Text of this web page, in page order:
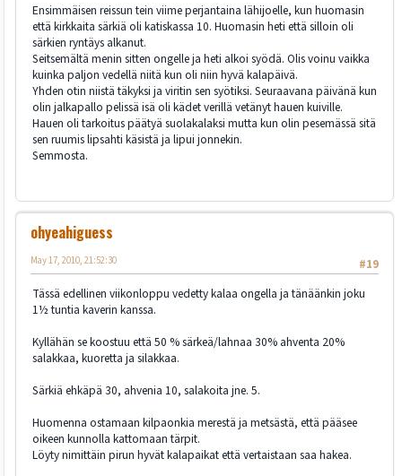
Ensimmäisen reissun tein viime perjantaina lähijoelle, kun huomasin
että kirkkaita särkiä oli katiskassa 10. Huomasin heti että silloin oli
särkien ryntäys alkanut.
Seitsemältä menin sitten ongelle ja heti alkoi syödä. Olis voinu vaikka
kuinka paljon vedellä niitä kun oli niin hyvä kalapäivä.
Yhden otin niistä täkyksi ja viritin sen syötiksi. Seuraavana päivänä kun
olin jalkapallo pelissä isä oli kädet verillä vetänyt hauen kuiville.
Hauen oli tarkoitus päätyä suolakalaksi mutta kun olin pesemässä sitä
sen ruumis lipsahti käsistä ja lipui jonnekin.
Semmosta.
ohyeahiguess
#19
May 17, 2010, 21:52:30
Tässä edellinen viikonloppu vedetty kalaa ongella ja tänäänkin joku
1½ tuntia kaverin kanssa.
Kyllähän se koostuu että 50 % särkeä/lahnaa 30% ahventa 20%
salakkaa, kuoretta ja silakkaa.
Särkiä ehkäpä 30, ahvenia 10, salakoita jne. 5.
Huomenna ostamaan kilpaonkia merestä ja metsästä, että pääsee
oikeen kunnolla kattomaan tärpit.
Löyty nimittäin pirun hyvät kalapaikat että vertaistaan saa hakea.